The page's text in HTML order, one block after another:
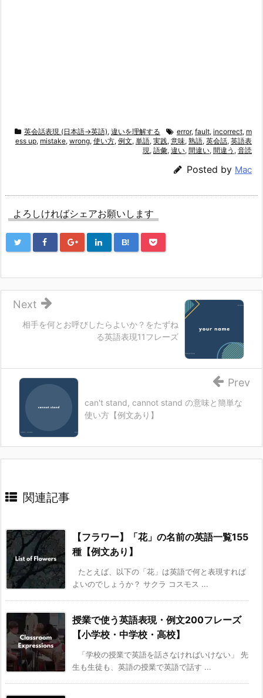
英会話表現 (日本語→英語), 違いを理解する error, fault, incorrect, m
ess up, mistake, wrong, 使い方, 例文, 単語, 実践, 意味, 熟語, 英会話, 英語表
現, 語彙, 違い, 間違い, 間違う , 音読
Posted by Mac
よろしければシェアお願いします
B!
相手を何とお呼びしたらよいか？をたずね
る英語表現11フレーズ
Next
can't stand, cannot stand の意味と簡単な
使い方【例文あり】
Prev
関連記事
【フラワー】「花」の名前の英語一覧155
種【例文あり】
たとえば、以下の「花」は英語で何と表現すれば
よいのでしょうか？ サクラ コスモス ...
授業で使う英語表現・例文200フレーズ
【小学校・中学校・高校】
「学校の授業で英語を話さなければいけない」 先
生も生徒も、英語の授業で英語で話す ...